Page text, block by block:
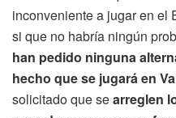
inconveniente a jugar en el
si que no habría ningún
han pedido ninguna
hecho que se jugará en
solicitado que searreglen